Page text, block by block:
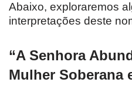
Abaixo, exploraremos
interpretações deste
“A Senhora
Mulher Soberana